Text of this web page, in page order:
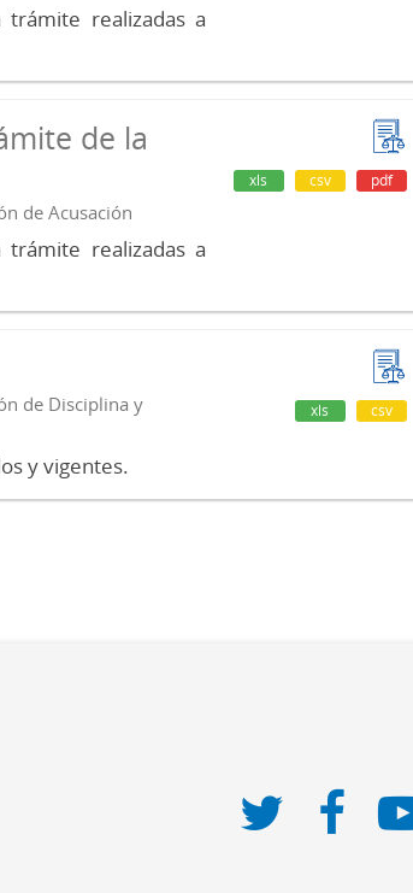
realizadas a
de la
de Acusación
realizadas a
xls csv pdf
de Disciplina y
y vigentes.
xls csv